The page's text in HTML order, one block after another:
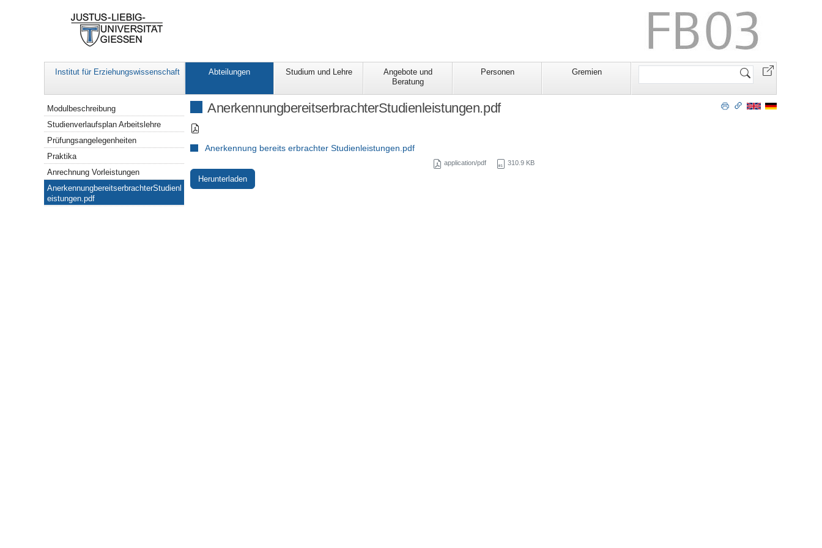
Institut für Erziehungswissenschaft Abteilungen Studium und Lehre
Angebote und
Beratung
Personen Gremien
Website
AnerkennungbereitserbrachterStudienleistungen.pdf
Anerkennung bereits erbrachter Studienleistungen.pdf
application/pdf 310.9 KB
Herunterladen
Navigation
Modulbeschreibung
Studienverlaufsplan Arbeitslehre
Prüfungsangelegenheiten
Praktika
Anrechnung Vorleistungen
AnerkennungbereitserbrachterStudienl
eistungen.pdf